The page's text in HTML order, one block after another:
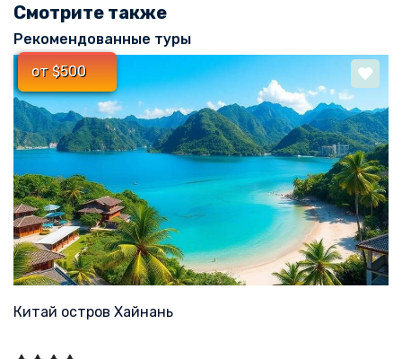
Смотрите также
Рекомендованные туры
от $500
Китай остров Хайнань